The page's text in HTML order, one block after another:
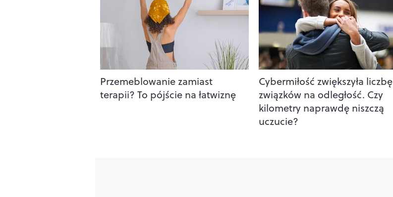
Przemeblowanie zamiast
terapii? To pójście na łatwiznę
Cybermiłość zwiększyła liczbę
związków na odległość. Czy
kilometry naprawdę niszczą
uczucie?